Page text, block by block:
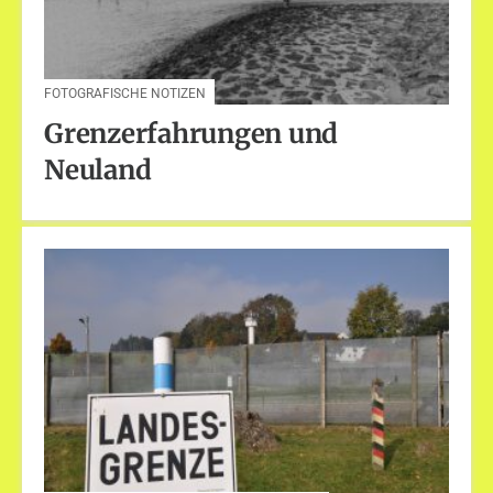
FOTOGRAFISCHE NOTIZEN
Grenzerfahrungen und
Neuland